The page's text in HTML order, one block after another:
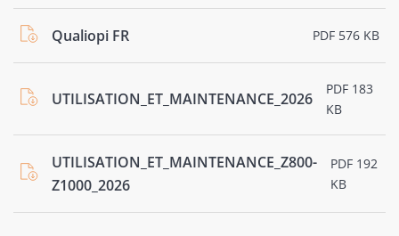
Qualiopi FR PDF 576 KB
UTILISATION_ET_MAINTENANCE_2026
PDF 183
KB
UTILISATION_ET_MAINTENANCE_Z800-
Z1000_2026
PDF 192
KB